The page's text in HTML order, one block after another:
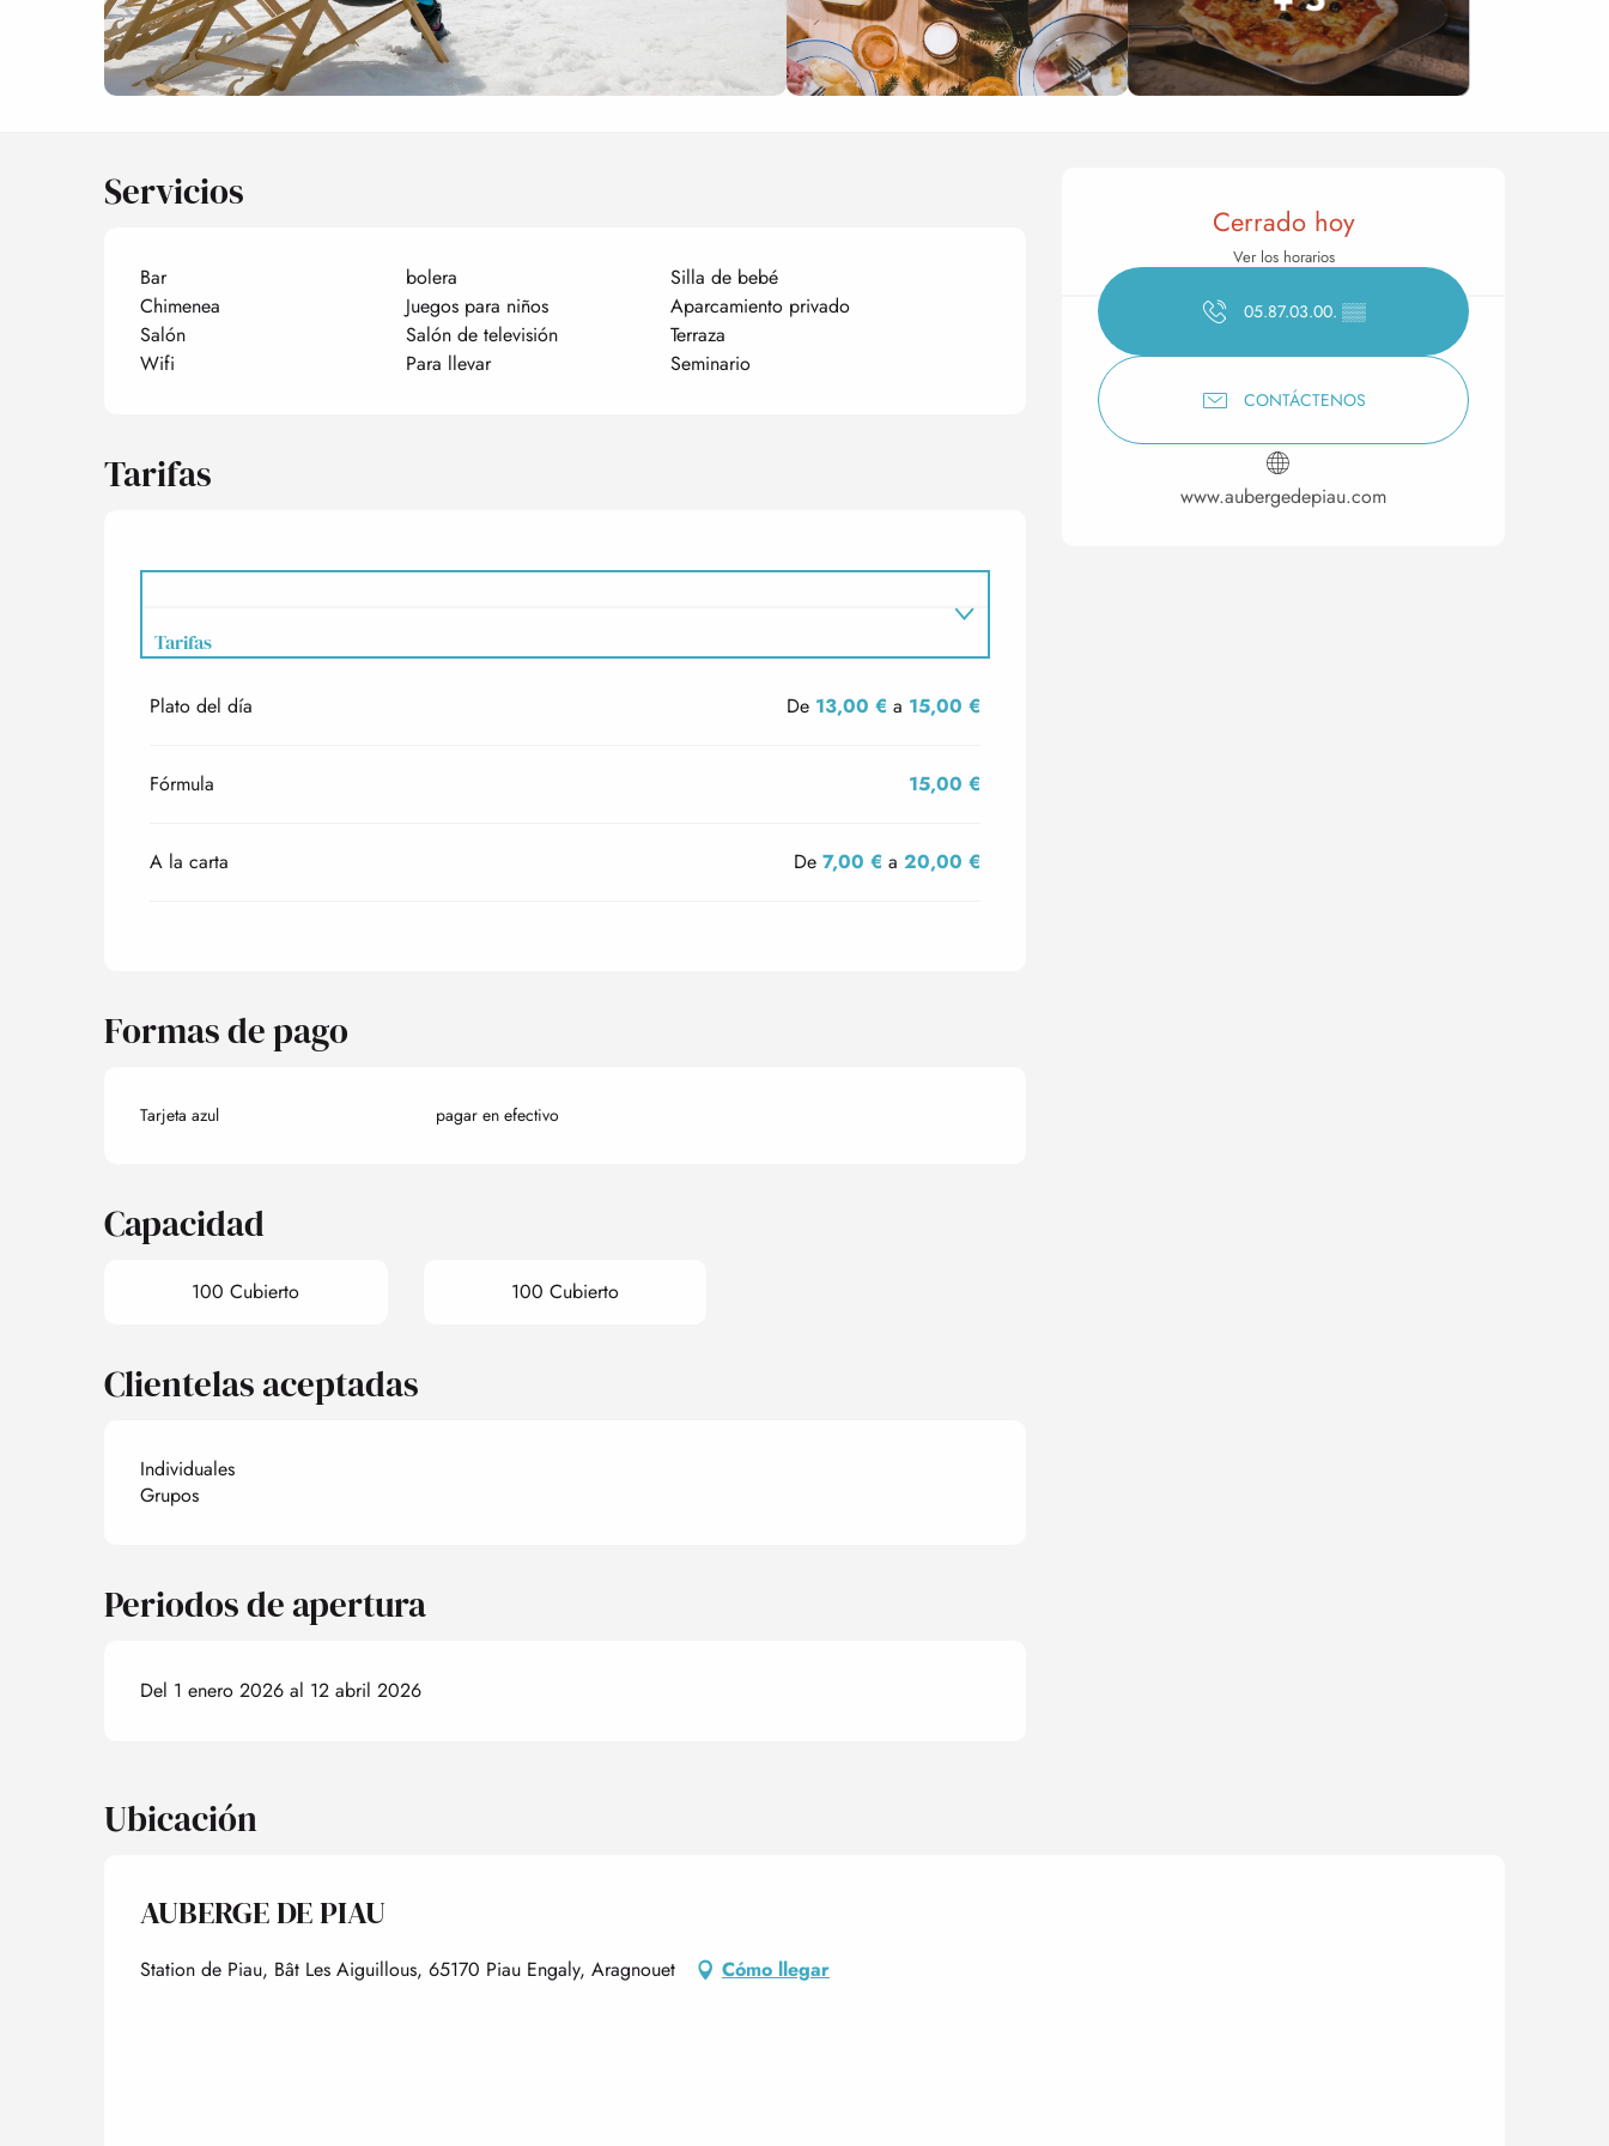
Horarios y datos de
Cerrado hoy
Ver los horarios
05.87.03.00. ▒▒
CONTÁCTENOS
www.aubergedepiau.com
Servicios
Bar bolera
Silla de bebé
Chimenea
Juegos para niños
Aparcamiento privado
Salón
Salón de televisión
Terraza
Wifi
Para llevar Seminario
Tarifas
Tarifas
Tarifas 2027
Plato del día De 13,00 € a 15,00 €
Fórmula 15,00 €
A la carta De7,00 € a20,00 €
Formas de pago
Tarjeta azul pagar en efectivo
Capacidad
100 Cubierto 100 Cubierto
Clientelas aceptadas
Individuales
Grupos
Periodos de apertura
Del 1 enero 2026 al 12 abril 2026
Ubicación
AUBERGE DE PIAU
Station de Piau, Bât Les Aiguillous, 65170 Piau Engaly, Aragnouet Cómo llegar